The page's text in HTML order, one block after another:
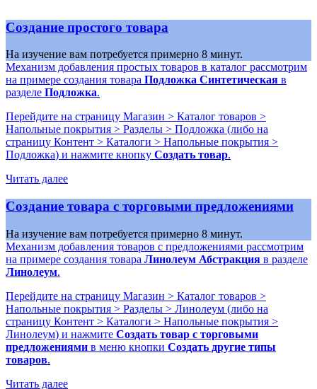
Создание простого товара
На изучение вам потребуется примерно 8 минут.
Механизм добавления простых товаров в каталог рассмотрим
на примере создания товара Подложка Синтетическая в
разделе Подложка.
Перейдите на страницу Магазин > Каталог товаров >
Напольные покрытия > Разделы > Подложка (либо на
страницу Контент > Каталоги > Напольные покрытия >
Подложка) и нажмите кнопку Создать товар.
Читать далее
Создание товара с торговыми предложениями
На изучение вам потребуется примерно 8 минут.
Механизм добавления товаров с предложениями рассмотрим
на примере создания товара Линолеум Абстракция в разделе
Линолеум.
Перейдите на страницу Магазин > Каталог товаров >
Напольные покрытия > Разделы > Линолеум (либо на
страницу Контент > Каталоги > Напольные покрытия >
Линолеум) и нажмите Создать товар с торговыми
предложениями в меню кнопки Создать другие типы
товаров.
Читать далее